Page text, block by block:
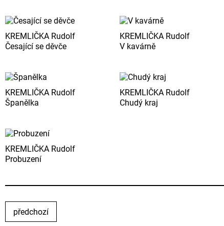
KREMLIČKA Rudolf
Česající se děvče
KREMLIČKA Rudolf
V kavárně
KREMLIČKA Rudolf
Španělka
KREMLIČKA Rudolf
Chudý kraj
KREMLIČKA Rudolf
Probuzení
předchozí